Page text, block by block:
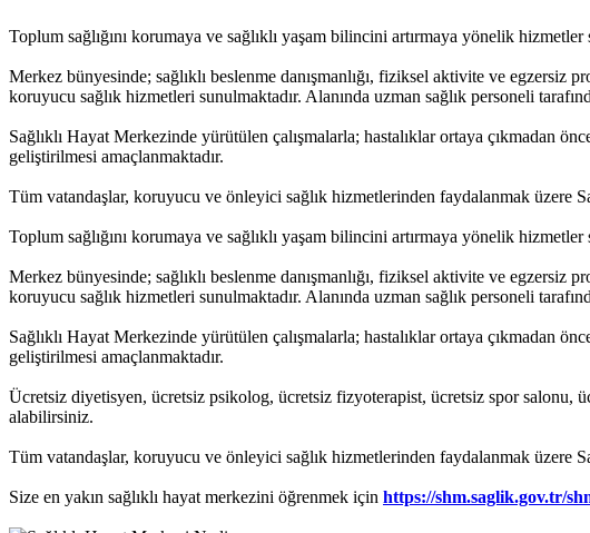
Toplum sağlığını korumaya ve sağlıklı yaşam bilincini artırmaya yönelik
Merkez bünyesinde; sağlıklı beslenme danışmanlığı, fiziksel aktivite ve egzersiz
koruyucu sağlık hizmetleri sunulmaktadır. Alanında uzman sağlık personeli
Sağlıklı Hayat Merkezinde yürütülen çalışmalarla; hastalıklar ortaya çıkmadan
geliştirilmesi amaçlanmaktadır.
Tüm vatandaşlar, koruyucu ve önleyici sağlık hizmetlerinden faydalanmak üzere
Toplum sağlığını korumaya ve sağlıklı yaşam bilincini artırmaya yönelik
Merkez bünyesinde; sağlıklı beslenme danışmanlığı, fiziksel aktivite ve egzersiz
koruyucu sağlık hizmetleri sunulmaktadır. Alanında uzman sağlık personeli
Sağlıklı Hayat Merkezinde yürütülen çalışmalarla; hastalıklar ortaya çıkmadan
geliştirilmesi amaçlanmaktadır.
Ücretsiz diyetisyen, ücretsiz psikolog, ücretsiz fizyoterapist, ücretsiz spor salonu,
alabilirsiniz.
Tüm vatandaşlar, koruyucu ve önleyici sağlık hizmetlerinden faydalanmak üzere
Size en yakın sağlıklı hayat merkezini öğrenmek için https://shm.saglik.gov.tr/